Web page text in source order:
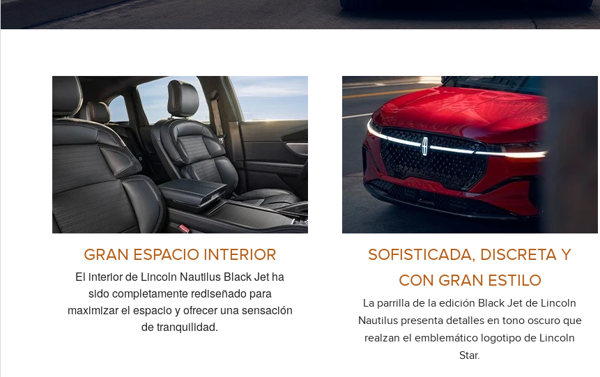
GRAN ESPACIO INTERIOR
El interior de Lincoln Nautilus Black Jet ha
sido completamente rediseñado para
maximizar el espacio y ofrecer una sensación
de tranquilidad.
SOFISTICADA, DISCRETA Y
CON GRAN ESTILO
La parrilla de la edición Black Jet de Lincoln
Nautilus presenta detalles en tono oscuro que
realzan el emblemático logotipo de Lincoln
Star.